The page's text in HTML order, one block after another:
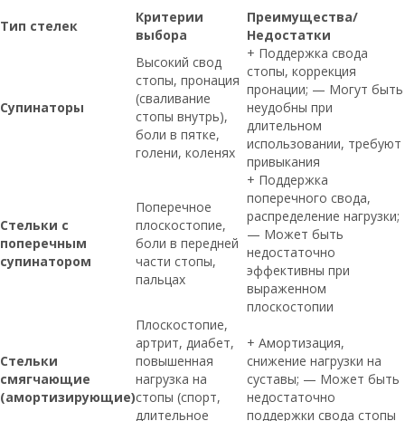
Тип стелек
Критерии
выбора
Преимущества/
Недостатки
Супинаторы
Высокий свод
стопы, пронация
(сваливание
стопы внутрь),
боли в пятке,
голени, коленях
+ Поддержка свода
стопы, коррекция
пронации; — Могут быть
неудобны при
длительном
использовании, требуют
привыкания
Стельки с
поперечным
супинатором
Поперечное
плоскостопие,
боли в передней
части стопы,
пальцах
+ Поддержка
поперечного свода,
распределение нагрузки;
— Может быть
недостаточно
эффективны при
выраженном
плоскостопии
Стельки
смягчающие
(амортизирующие)
Плоскостопие,
артрит, диабет,
повышенная
нагрузка на
стопы (спорт,
длительное
+ Амортизация,
снижение нагрузки на
суставы; — Может быть
недостаточно
поддержки свода стопы